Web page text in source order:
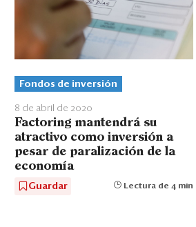
Fondos de inversión
8 de abril de 2020
Factoring mantendrá su
atractivo como inversión a
pesar de paralización de la
economía
Guardar Lectura de 4 min